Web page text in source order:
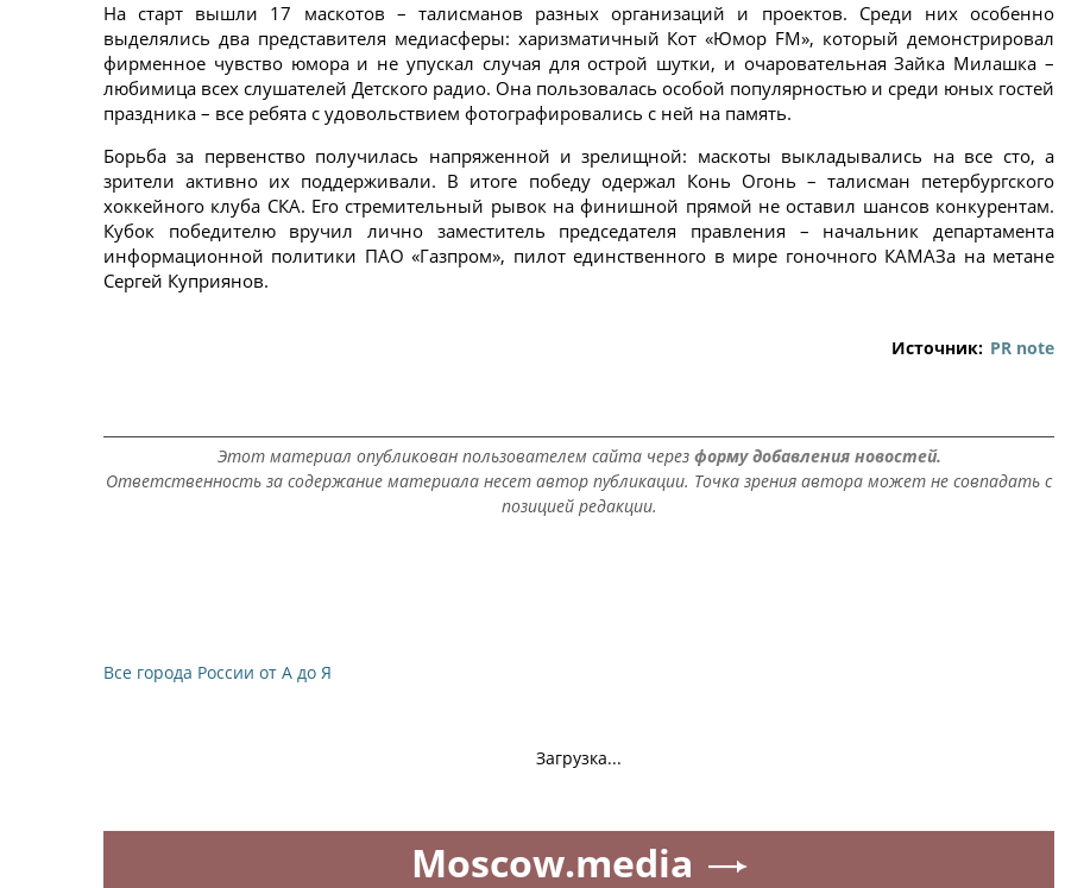
На старт вышли 17 маскотов – талисманов разных организаций и проектов. Среди них особенно
выделялись два представителя медиасферы: харизматичный Кот «Юмор FM», который демонстрировал
фирменное чувство юмора и не упускал случая для острой шутки, и очаровательная Зайка Милашка –
любимица всех слушателей Детского радио. Она пользовалась особой популярностью и среди юных гостей
праздника – все ребята с удовольствием фотографировались с ней на память.
Борьба за первенство получилась напряженной и зрелищной: маскоты выкладывались на все сто, а
зрители активно их поддерживали. В итоге победу одержал Конь Огонь – талисман петербургского
хоккейного клуба СКА. Его стремительный рывок на финишной прямой не оставил шансов конкурентам.
Кубок победителю вручил лично заместитель председателя правления – начальник департамента
информационной политики ПАО «Газпром», пилот единственного в мире гоночного КАМАЗа на метане
Сергей Куприянов.
Источник: PR note
Этот материал опубликован пользователем сайта через форму добавления новостей.
Ответственность за содержание материала несет автор публикации. Точка зрения автора может не совпадать с
позицией редакции.
Все города России от А до Я
Загрузка...
Moscow.media